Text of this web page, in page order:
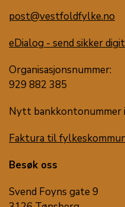
post@vestfoldfylke.no
eDialog - send sikker
Organisasjonsnummer:
929 882 385
Nytt bankkontonummer
Faktura til
Besøk oss
Svend Foyns gate 9